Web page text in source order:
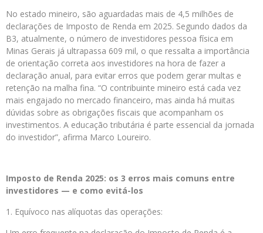
No estado mineiro, são aguardadas mais de 4,5 milhões de
declarações de Imposto de Renda em 2025. Segundo dados da
B3, atualmente, o número de investidores pessoa física em
Minas Gerais já ultrapassa 609 mil, o que ressalta a importância
de orientação correta aos investidores na hora de fazer a
declaração anual, para evitar erros que podem gerar multas e
retenção na malha fina. “O contribuinte mineiro está cada vez
mais engajado no mercado financeiro, mas ainda há muitas
dúvidas sobre as obrigações fiscais que acompanham os
investimentos. A educação tributária é parte essencial da jornada
do investidor”, afirma Marco Loureiro.
Imposto de Renda 2025: os 3 erros mais comuns entre
investidores — e como evitá-los
Equívoco nas alíquotas das operações: